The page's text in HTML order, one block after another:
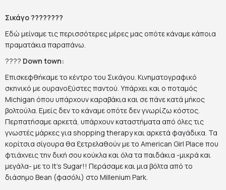
Σικάγο ????????
Εδώ μείναμε τις περισσότερες μέρες μας οπότε κάναμε κάποια
πραματάκια παραπάνω.
????️ Down town:
Επισκεφθήκαμε το κέντρο του Σικάγου. Κινηματογραφικό
σκηνικό με ουρανοξύστες παντού. Υπάρχει και ο ποταμός
Michigan όπου υπάρχουν καραβάκια και σε πάνε κατά μήκος
βολτούλα. Εμείς δεν το κάναμε οπότε δεν γνωρίζω κόστος.
Περπατήσαμε αρκετά, υπάρχουν καταστήματα από όλες τις
γνωστές μάρκες για shopping therapy και αρκετά φαγάδικα. Τα
κορίτσια σίγουρα θα ξετρελαθούν με το American Girl Place που
φτιάχνεις την δική σου κούκλα και όλα τα παιδάκια -μικρά και
μεγάλα- με το It’s Sugar!! Περάσαμε και μια βόλτα από το
διάσημο Bean (φασόλι) στο Millenium Park.